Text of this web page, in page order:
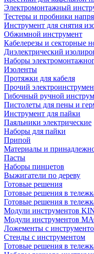
Электромонтажный
Тестеры и пробники
Инструмент для снятия
Обжимной инструмент
Кабелерезы и секторные
Диэлектрический
Наборы
Изоленты
Протяжки для кабеля
Прочий
Гибочный ручной
Пистолеты для пены и
Инструмент для пайки
Паяльники электрические
Наборы для пайки
Припой
Материалы и
Пасты
Наборы пинцетов
Выжигатели по дереву
Готовые решения
Готовые решения в
Готовые решения в
Модули инструментов
Модули инструментов
Ложементы с
Стенды с инструментом
Готовые решения в